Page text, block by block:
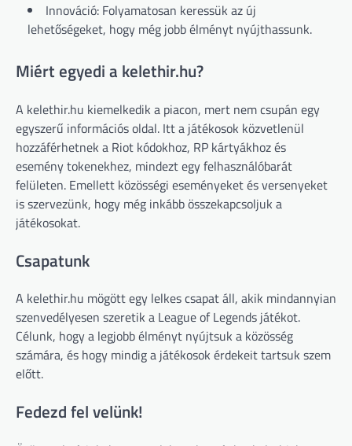
Innováció: Folyamatosan keressük az új
lehetőségeket, hogy még jobb élményt nyújthassunk.
Miért egyedi a kelethir.hu?
A kelethir.hu kiemelkedik a piacon, mert nem csupán egy
egyszerű információs oldal. Itt a játékosok közvetlenül
hozzáférhetnek a Riot kódokhoz, RP kártyákhoz és
esemény tokenekhez, mindezt egy felhasználóbarát
felületen. Emellett közösségi eseményeket és versenyeket
is szervezünk, hogy még inkább összekapcsoljuk a
játékosokat.
Csapatunk
A kelethir.hu mögött egy lelkes csapat áll, akik mindannyian
szenvedélyesen szeretik a League of Legends játékot.
Célunk, hogy a legjobb élményt nyújtsuk a közösség
számára, és hogy mindig a játékosok érdekeit tartsuk szem
előtt.
Fedezd fel velünk!